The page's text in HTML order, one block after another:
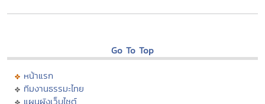
Go To Top
หน้าแรก
ทีมงานธรรมะไทย
แผนผังเว็บไซต์